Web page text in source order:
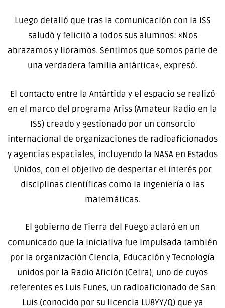
Luego detalló que tras la comunicación con la ISS
saludó y felicitó a todos sus alumnos: «Nos
abrazamos y lloramos. Sentimos que somos parte de
una verdadera familia antártica», expresó.
El contacto entre la Antártida y el espacio se realizó
en el marco del programa Ariss (Amateur Radio en la
ISS) creado y gestionado por un consorcio
internacional de organizaciones de radioaficionados
y agencias espaciales, incluyendo la NASA en Estados
Unidos, con el objetivo de despertar el interés por
disciplinas científicas como la ingeniería o las
matemáticas.
El gobierno de Tierra del Fuego aclaró en un
comunicado que la iniciativa fue impulsada también
por la organización Ciencia, Educación y Tecnología
unidos por la Radio Afición (Cetra), uno de cuyos
referentes es Luis Funes, un radioaficionado de San
Luis (conocido por su licencia LU8YY/Q) que ya